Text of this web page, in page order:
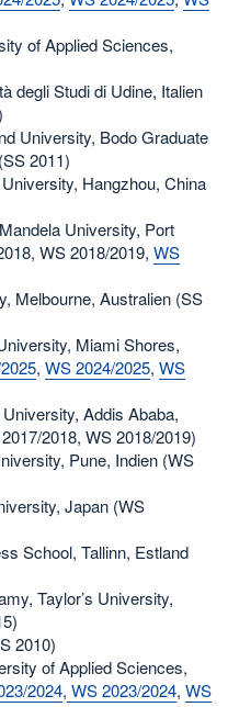
of Applied Sciences,
degli Studi di Udine, Italien
University, Bodo Graduate
2011)
Hangzhou, China
University, Port
WS 2018/2019, WS
Melbourne, Australien (SS
Miami Shores,
, WS 2024/2025, WS
Addis Ababa,
2018, WS 2018/2019)
Pune, Indien (WS
Japan (WS
School, Tallinn, Estland
Taylor’s University,
2010)
of Applied Sciences,
2024, WS 2023/2024, WS